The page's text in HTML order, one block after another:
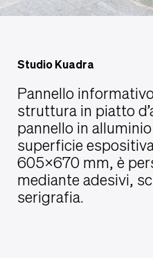
Studio Kuadra
Pannello
struttura in piatto
pannello in
superficie
605×670 mm, è
mediante adesivi,
serigrafia.